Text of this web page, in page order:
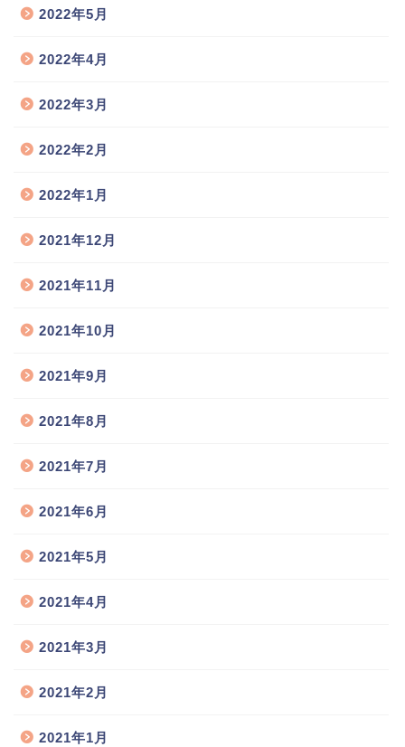
2022年5月
2022年4月
2022年3月
2022年2月
2022年1月
2021年12月
2021年11月
2021年10月
2021年9月
2021年8月
2021年7月
2021年6月
2021年5月
2021年4月
2021年3月
2021年2月
2021年1月